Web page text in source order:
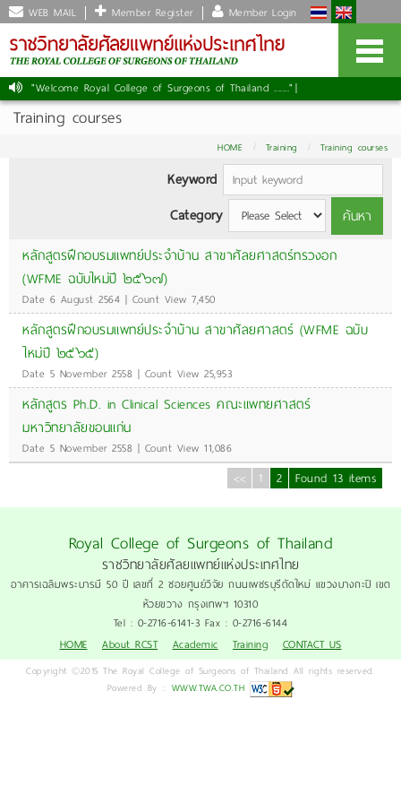
WEB MAIL Member Register Member Login
"Welcome Royal College of Surgeons of Thailand ......." |
Training courses
HOME Training Training courses
Keyword
Category
ค้นหา
หลักสูตรฝึกอบรมแพทย์ประจำบ้าน สาขาศัลยศาสตร์ทรวงอก
(WFME ฉบับใหม่ปี ๒๕๖๗)
Date 6 August 2564 | Count View 7,450
หลักสูตรฝึกอบรมแพทย์ประจำบ้าน สาขาศัลยศาสตร์ (WFME ฉบับ
ใหม่ปี ๒๕๖๕)
Date 5 November 2558 | Count View 25,953
หลักสูตร Ph.D. in Clinical Sciences คณะแพทยศาสตร์
มหาวิทยาลัยขอนแก่น
Date 5 November 2558 | Count View 11,086
<< 1 2 Found 13 items
Royal College of Surgeons of Thailand
ราชวิทยาลัยศัลยแพทย์แห่งประเทศไทย
อาคารเฉลิมพระบารมี 50 ปี เลขที่ 2 ซอยศูนย์วิจัย ถนนเพชรบุรีตัดใหม่ แขวงบางกะปิ เขต
ห้วยขวาง กรุงเทพฯ 10310
Tel : 0-2716-6141-3 Fax : 0-2716-6144
HOME
About RCST Academic Training CONTACT US
Copyright ©2015 The Royal College of Surgeons of Thailand All rights reserved.
Powered By :: WWW.TWA.CO.TH